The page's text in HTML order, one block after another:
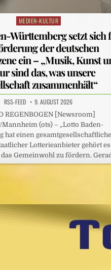
Posted
in
MEDIEN-KULTUR
Württemberg setzt sich
der deutschen
ein – „Musik, Kunst
sind das, was unsere
zusammenhält“
RSS-FEED 9. AUGUST 2026
REGENBOGEN [Newsroom]
Mannheim (ots) – „Lotto Baden-
hat einen
Lotterieanbieter gehört
Gemeinwohl zu fördern.